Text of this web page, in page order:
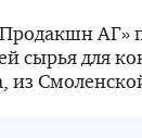
АГ»
сырья для
из